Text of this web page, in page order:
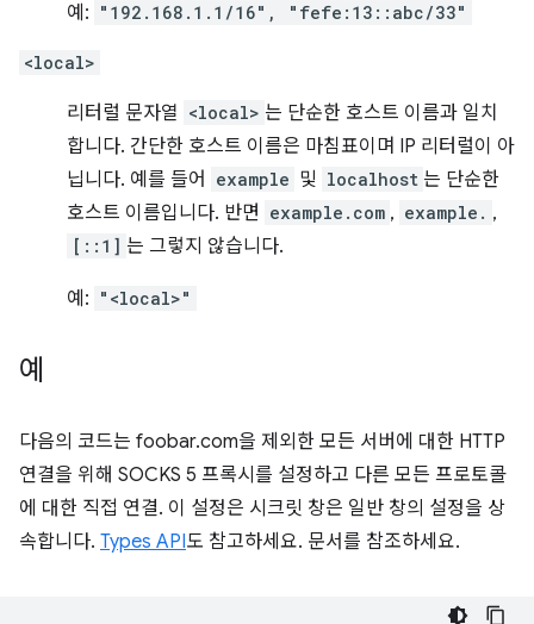
예: "192.168.1.1/16", "fefe:13::abc/33"
<local>
리터럴 문자열 <local> 는 단순한 호스트 이름과 일치
합니다. 간단한 호스트 이름은 마침표이며 IP 리터럴이 아
닙니다. 예를 들어
example 및 localhost 는 단순한
호스트 이름입니다. 반면 example.com , example. ,
[::1] 는 그렇지 않습니다.
예: "<local>"
예
다음의 코드는 foobar.com을 제외한 모든 서버에 대한 HTTP
연결을 위해 SOCKS 5 프록시를 설정하고 다른 모든 프로토콜
에 대한 직접 연결. 이 설정은 시크릿 창은 일반 창의 설정을 상
속합니다. Types API도 참고하세요. 문서를 참조하세요.